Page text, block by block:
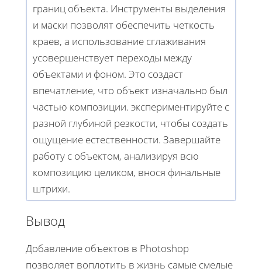
границ объекта. Инструменты выделения
и маски позволят обеспечить четкость
краев, а использование сглаживания
усовершенствует переходы между
объектами и фоном. Это создаст
впечатление, что объект изначально был
частью композиции. экспериментируйте с
разной глубиной резкости, чтобы создать
ощущение естественности. Завершайте
работу с объектом, анализируя всю
композицию целиком, внося финальные
штрихи.
Вывод
Добавление объектов в Photoshop
позволяет воплотить в жизнь самые смелые